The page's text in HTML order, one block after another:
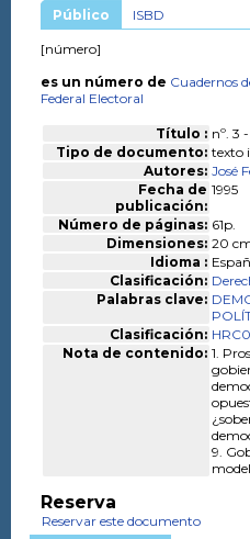
Público ISBD
[número]
es un número de Cuadernos
Federal Electoral
Título : nº. 3
Tipo de documento: texto
Autores: José
Fecha de
publicación:
1995
Número de páginas: 61p.
Dimensiones: 20
Idioma :
Clasificación:
Palabras clave:
Clasificación:
Nota de contenido: 1.
9.
Reserva
Reservar este documento